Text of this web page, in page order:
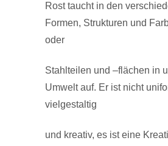
Rost taucht in den
Formen, Strukturen und
oder
Stahlteilen und –flächen in
Umwelt auf. Er ist nicht
vielgestaltig
und kreativ, es ist eine